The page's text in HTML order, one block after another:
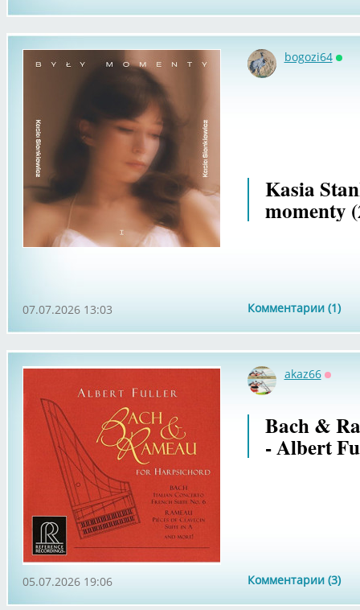
bogozi64
Kasia
momenty
Комментарии (1)
07.07.2026 13:03
akaz66
Bach &
- Albert
Комментарии (3)
05.07.2026 19:06